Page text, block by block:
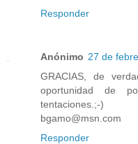
Responder
Anónimo 27 de
GRACIAS, de
oportunidad de
tentaciones.;-)
bgamo@msn.com
Responder